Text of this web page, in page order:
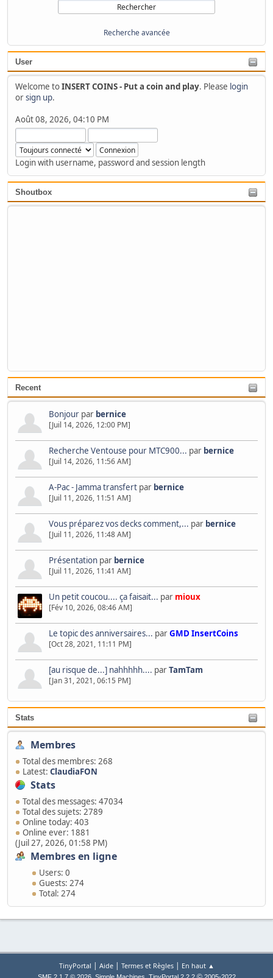
Recherche avancée
User
Welcome toINSERT COINS - Put a coin and play. Please login
orsign up.
Août 08, 2026, 04:10 PM
Login with username, password and session length
Shoutbox
Recent
Bonjour par bernice
[Juil 14, 2026, 12:00 PM]
Recherche Ventouse pour MTC900... par bernice
[Juil 14, 2026, 11:56 AM]
A-Pac - Jamma transfert par bernice
[Juil 11, 2026, 11:51 AM]
Vous préparez vos decks comment,... par bernice
[Juil 11, 2026, 11:48 AM]
Présentation par bernice
[Juil 11, 2026, 11:41 AM]
Un petit coucou.... ça faisait... par mioux
[Fév 10, 2026, 08:46 AM]
Le topic des anniversaires... parGMD InsertCoins
[Oct 28, 2021, 11:11 PM]
[au risque de...] nahhhhh.... parTamTam
[Jan 31, 2021, 06:15 PM]
Stats
Membres
Total des membres: 268
Latest: ClaudiaFON
Stats
Total des messages: 47034
Total des sujets: 2789
Online today: 403
Online ever: 1881
(Juil 27, 2026, 01:58 PM)
Membres en ligne
Users: 0
Guests: 274
Total: 274
TinyPortal | Aide| Termes et Règles| En haut ▲